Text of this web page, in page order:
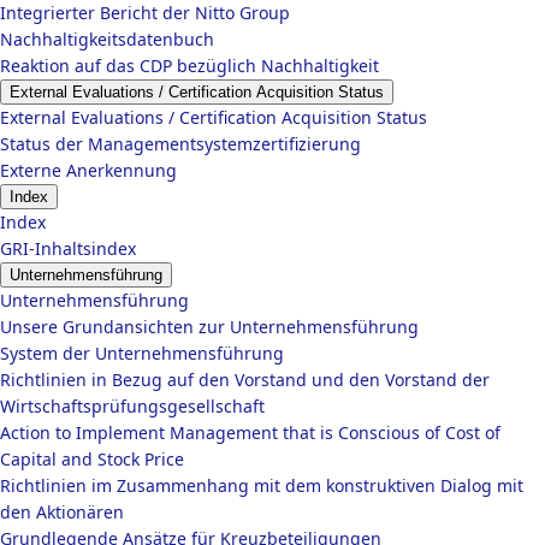
Integrierter Bericht der Nitto Group
Nachhaltigkeitsdatenbuch
Reaktion auf das CDP bezüglich Nachhaltigkeit
External Evaluations / Certification Acquisition Status
External Evaluations / Certification Acquisition Status
Status der Managementsystemzertifizierung
Externe Anerkennung
Index
Index
GRI-Inhaltsindex
Unternehmensführung
Unternehmensführung
Unsere Grundansichten zur Unternehmensführung
System der Unternehmensführung
Richtlinien in Bezug auf den Vorstand und den Vorstand der
Wirtschaftsprüfungsgesellschaft
Action to Implement Management that is Conscious of Cost of
Capital and Stock Price
Richtlinien im Zusammenhang mit dem konstruktiven Dialog mit
den Aktionären
Grundlegende Ansätze für Kreuzbeteiligungen